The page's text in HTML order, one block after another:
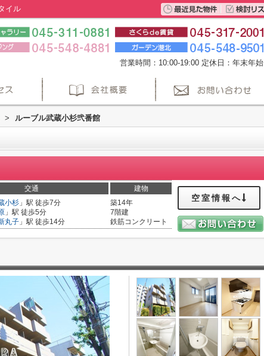
イル
営業時間：10:00-19:00 定休日：年末年始
> ルーブル武蔵小杉弐番館
交通 建物
小杉 」駅 徒歩7分
」駅 徒歩5分
丸子 」駅 徒歩14分
築14年
7階建
鉄筋コンクリート
空室情報へ